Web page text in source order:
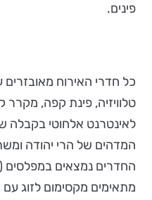
פינים.
כל חדרי האירוח
טלוויזיה, פינת קפה, מקרר
לאינטרנט אלחוטי בקבלה
המדהים של הרי יהודה
החדרים נמצאים במפלסים
מתאימים מקסימום לזוג עם